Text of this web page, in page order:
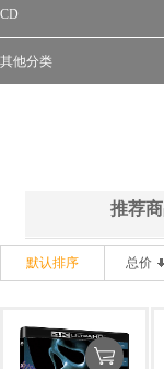
CD
其他分类
推荐
默认排序 总价